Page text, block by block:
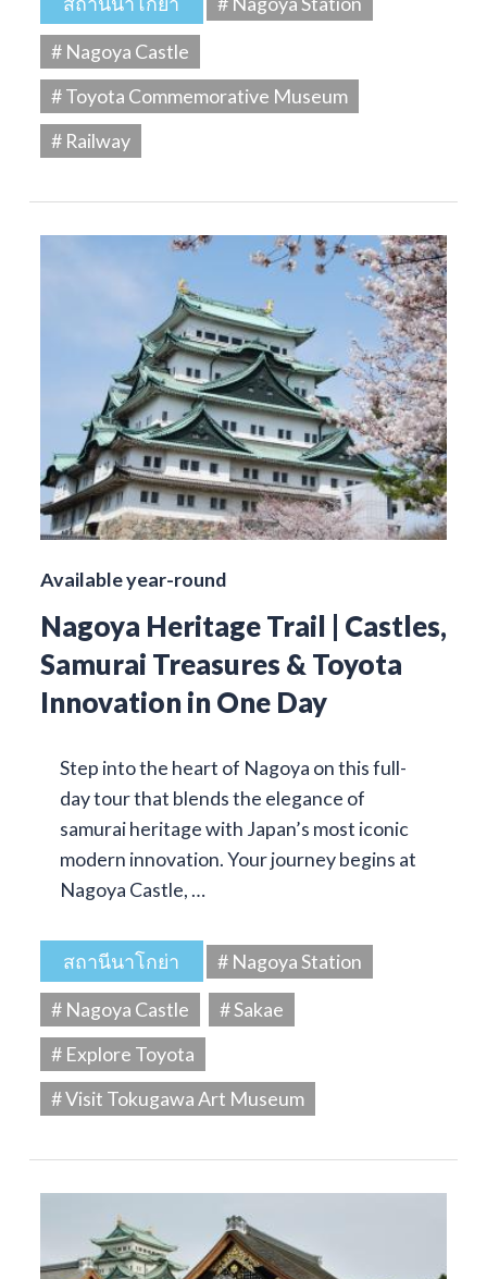
# Nagoya Castle
# Toyota Commemorative Museum
# Railway
Available year-round
Nagoya Heritage Trail | Castles,
Samurai Treasures & Toyota
Innovation in One Day
Step into the heart of Nagoya on this full-
day tour that blends the elegance of
samurai heritage with Japan’s most iconic
modern innovation. Your journey begins at
Nagoya Castle, …
สถานีนาโกย่า
# Nagoya Station
# Nagoya Castle
# Sakae
# Explore Toyota
# Visit Tokugawa Art Museum